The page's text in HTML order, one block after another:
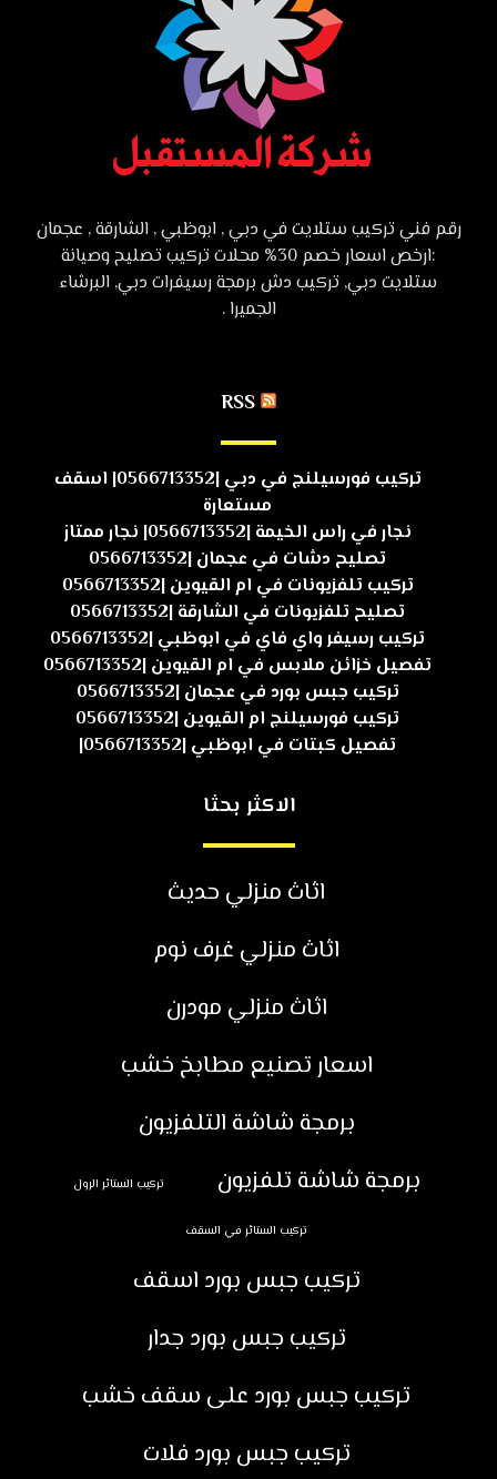
رقم فني تركيب ستلايت في دبي , ابوظبي , الشارقة , عجمان
:ارخص اسعار خصم 30% محلات تركيب تصليح وصيانة
ستلايت دبي, تركيب دش برمجة رسيفرات دبي, البرشاء
الجميرا .
RSS
تركيب فورسيلنج في دبي |0566713352| اسقف
مستعارة
نجار في راس الخيمة |0566713352| نجار ممتاز
تصليح دشات في عجمان |0566713352
تركيب تلفزيونات في ام القيوين |0566713352
تصليح تلفزيونات في الشارقة |0566713352
تركيب رسيفر واي فاي في ابوظبي |0566713352
تفصيل خزائن ملابس في ام القيوين |0566713352
تركيب جبس بورد في عجمان |0566713352
تركيب فورسيلنج ام القيوين |0566713352
تفصيل كبتات في ابوظبي |0566713352|
الاكثر بحثا
اثاث منزلي حديث
اثاث منزلي غرف نوم
اثاث منزلي مودرن
اسعار تصنيع مطابخ خشب
برمجة شاشة التلفزيون
برمجة شاشة تلفزيون
تركيب الستائر الرول
تركيب الستائر في السقف
تركيب جبس بورد اسقف
تركيب جبس بورد جدار
تركيب جبس بورد على سقف خشب
تركيب جبس بورد فلات